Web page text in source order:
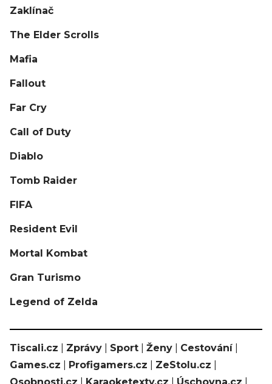
Zaklínač
The Elder Scrolls
Mafia
Fallout
Far Cry
Call of Duty
Diablo
Tomb Raider
FIFA
Resident Evil
Mortal Kombat
Gran Turismo
Legend of Zelda
Tiscali.cz Zprávy Sport Ženy Cestování|
Games.cz
Profigamers.cz ZeStolu.cz